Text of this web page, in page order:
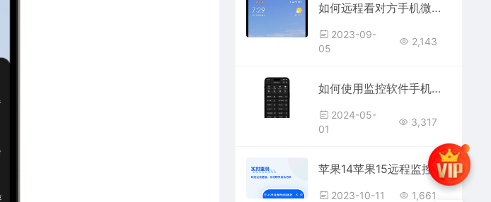
如何远程看对方手机微信聊天记录(实时同屏远程监控对方微信聊天软件)
2023-09-
05
2,143
如何使用监控软件手机远程控制手机(同屏监控手机屏幕不被发现)
2024-05-
01
3,317
苹果14苹果15远程监控APP(iPhonex远程控制软件)
2023-10-11 1,661